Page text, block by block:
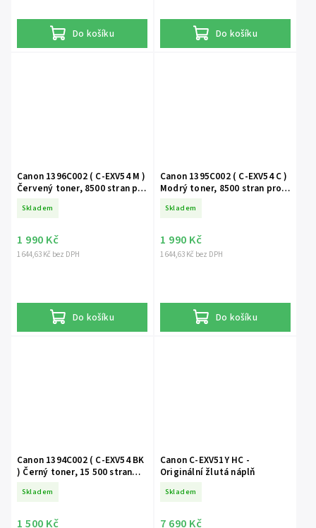
Do košíku Do košíku
Canon 1396C002 ( C-EXV54 M )
Červený toner, 8500 stran pro
C3025, IR-C3125
Skladem
1 644,63 Kč bez DPH
1 990 Kč
Do košíku
Canon 1395C002 ( C-EXV54 C )
Modrý toner, 8500 stran pro
C3025, IR-C3125
Skladem
1 644,63 Kč bez DPH
1 990 Kč
Do košíku
Canon 1394C002 ( C-EXV54 BK
) Černý toner, 15 500 stran
Canon IR-C3025, IR-C3125
Skladem
1 500 Kč
Canon C-EXV51Y HC -
Originální žlutá náplň
Skladem
7 690 Kč